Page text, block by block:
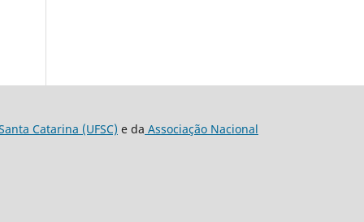
Catarina (UFSC) e da Associação Nacional